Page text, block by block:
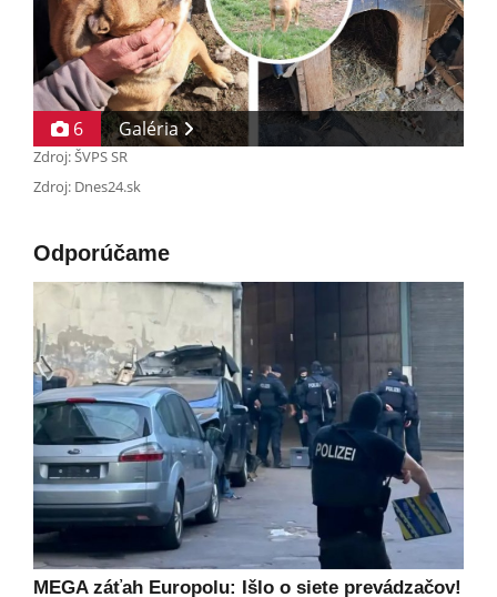
6 Galéria
Zdroj: ŠVPS SR
Zdroj: Dnes24.sk
Odporúčame
MEGA záťah Europolu: Išlo o siete prevádzačov!